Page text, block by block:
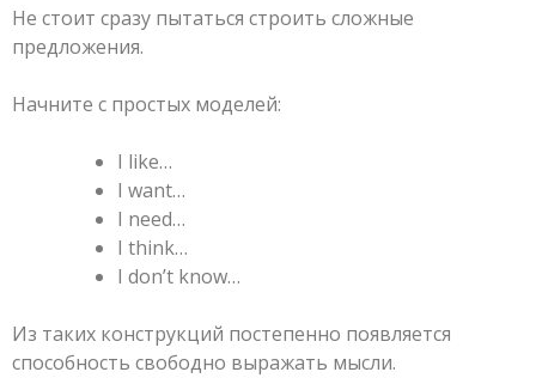
Не стоит сразу пытаться строить сложные
предложения.
Начните с простых моделей:
I like…
I want…
I need…
I think…
I don’t know…
Из таких конструкций постепенно появляется
способность свободно выражать мысли.